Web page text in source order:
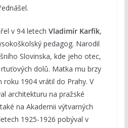
v 94 letech Vladimír Karfík,
pedagog. Narodil
Slovinska, kde jeho otec,
dolů. Matka mu brzy
1904 vrátil do Prahy. V
architekturu na pražské
na Akademii výtvarných
1925-1926 pobýval v